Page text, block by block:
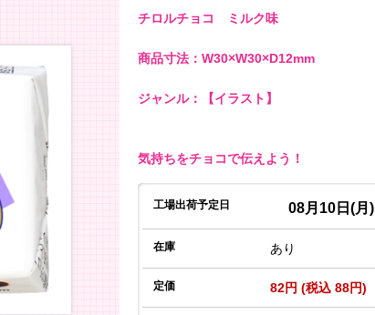
チロルチョコ ミルク味
商品寸法：W30×W30×D12mm
ジャンル：【イラスト】
気持ちをチョコで伝えよう！
工場出荷予定日 08月10日(月)
在庫 あり
定価 82円 (税込 88円)